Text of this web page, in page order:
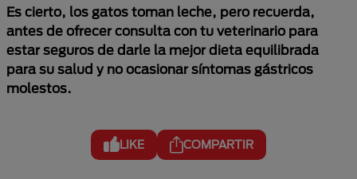
Es cierto, los gatos toman leche, pero recuerda,
antes de ofrecer consulta con tu veterinario para
estar seguros de darle la mejor dieta equilibrada
para su salud y no ocasionar síntomas gástricos
molestos.
LIKE COMPARTIR